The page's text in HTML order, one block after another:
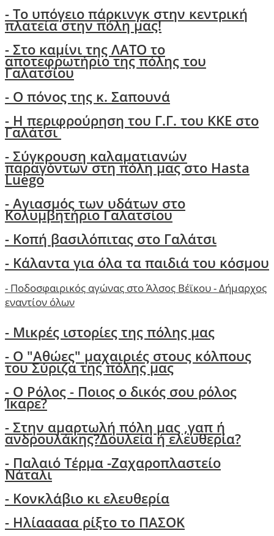
- Το υπόγειο πάρκινγκ στην κεντρική
πλατεία στην πόλη μας!
- Στο καμίνι της ΛΑΤΟ το
αποτεφρωτήριο της πόλης του
Γαλατσίου
- Ο πόνος της κ. Σαπουνά
- H περιφρούρηση του Γ.Γ. του ΚΚΕ στο
Γαλάτσι
-Σύγκρουση καλαματιανών
παραγόντων στη πόλη μας στο Hasta
Luego
- Αγιασμός των υδάτων στο
Κολυμβητήριο Γαλατσίου
- Κοπή βασιλόπιτας στο Γαλάτσι
- Κάλαντα για όλα τα παιδιά του κόσμου
- Ποδοσφαιρικός αγώνας στο Άλσος Βέϊκου - Δήμαρχος
εναντίον όλων
- Μικρές ιστορίες της πόλης μας
- Ο "Αθώες" μαχαιριές στους κόλπους
του Σύριζα της πόλης μας
- Ο Ρόλος - Ποιος ο δικός σου ρόλος
Ίκαρε?
- Στην αμαρτωλή πόλη μας ,γαπ ή
ανδρουλάκης?Δουλεία ή ελευθερία?
- Παλαιό Τέρμα -Ζαχαροπλαστείο
Νάταλι
- Κονκλάβιο κι ελευθερία
- Ηλίααααα ρίξτο το ΠΑΣΟΚ